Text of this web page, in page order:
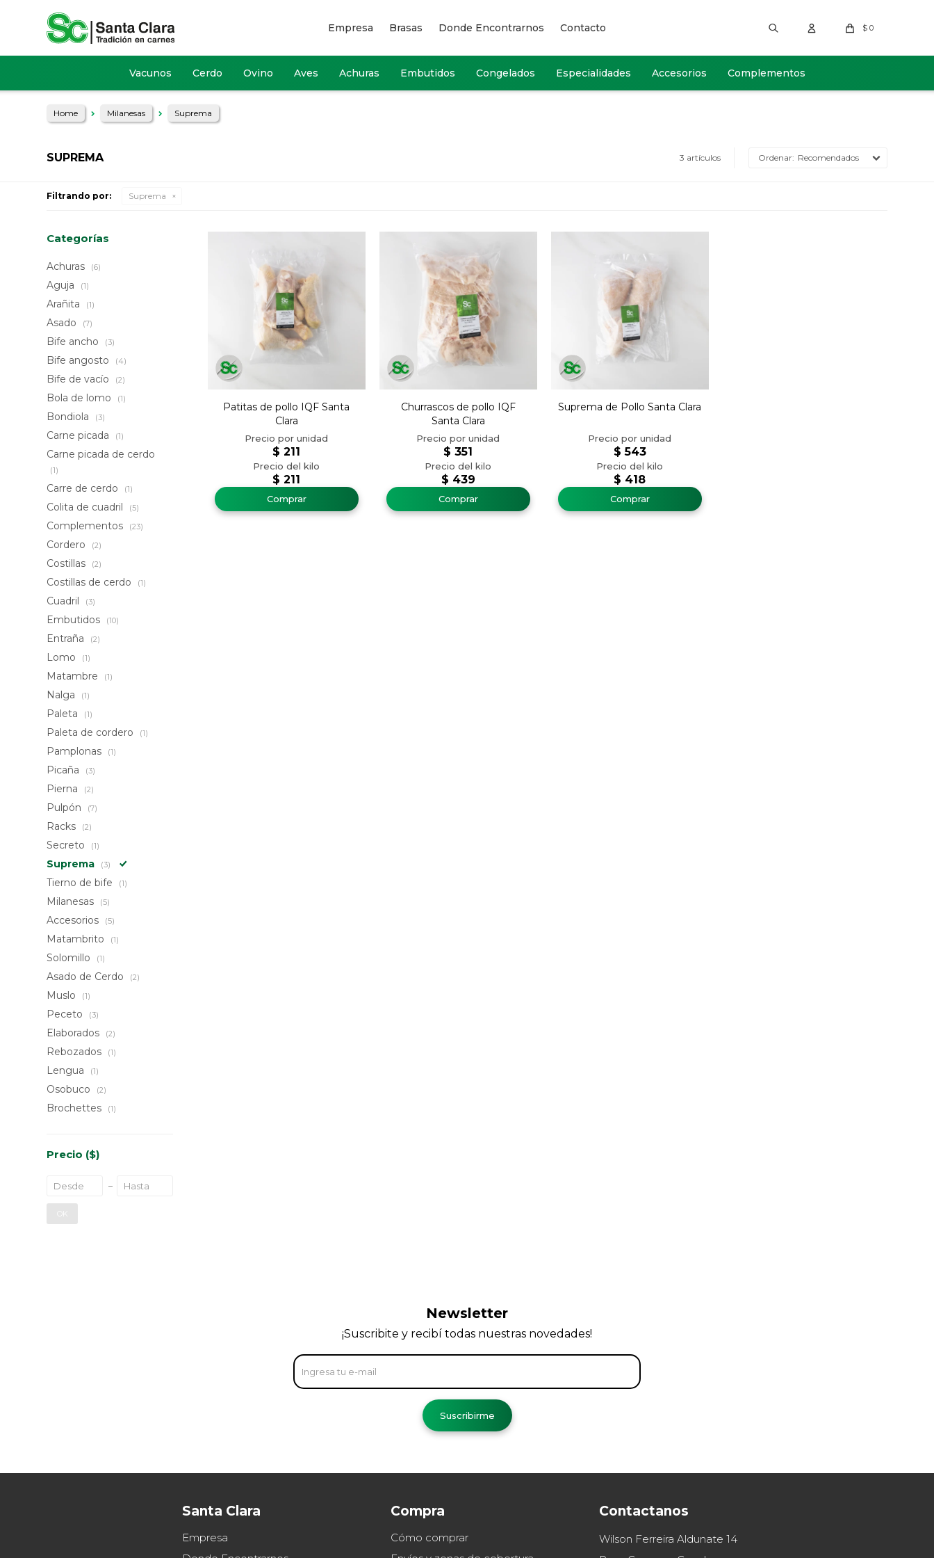
Vacunos Cerdo Ovino Aves Achuras Embutidos Congelados Especialidades Accesorios Complementos
$ 0
Empresa Brasas Donde Encontrarnos Contacto
Home Milanesas Suprema
SUPREMA 3 artículos Recomendados
Filtrando por: Suprema
Patitas de pollo IQF Santa
Clara
$ 211
$ 211
Churrascos de pollo IQF
Santa Clara
$ 439
$ 351
Suprema de Pollo Santa Clara
$ 418
$ 543
Categorías
Achuras (6)
Aguja (1)
Arañita (1)
Asado (7)
Bife ancho (3)
Bife angosto (4)
Bife de vacío (2)
Bola de lomo (1)
Bondiola (3)
Carne picada (1)
Carne picada de cerdo
(1)
Carre de cerdo (1)
Colita de cuadril (5)
Complementos (23)
Cordero (2)
Costillas (2)
Costillas de cerdo (1)
Cuadril (3)
Embutidos (10)
Entraña (2)
Lomo (1)
Matambre (1)
Nalga (1)
Paleta (1)
Paleta de cordero (1)
Pamplonas (1)
Picaña (3)
Pierna (2)
Pulpón (7)
Racks (2)
Secreto (1)
Suprema (3)
Tierno de bife (1)
Milanesas (5)
Accesorios (5)
Matambrito (1)
Solomillo (1)
Asado de Cerdo (2)
Muslo (1)
Peceto (3)
Elaborados (2)
Rebozados (1)
Lengua (1)
Osobuco (2)
Brochettes (1)
Precio ($)
OK
Santa Clara
Empresa
Compra
Cómo comprar
Contactanos
Wilson Ferreira Aldunate 14
Newsletter
¡Suscribite y recibí todas nuestras novedades!
Suscribirme